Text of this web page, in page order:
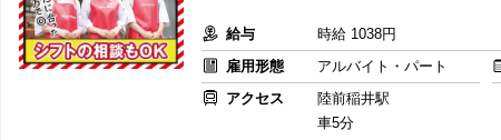
給与
時給 1038円
雇用形態
アルバイト・パート
アクセス
陸前稲井駅
車5分